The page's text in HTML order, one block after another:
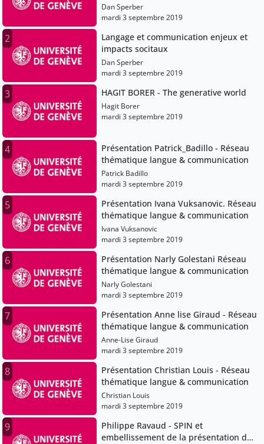
Dan Sperber
mardi 3 septembre 2019
2
Langage et communication enjeux et
impacts socitaux
Dan Sperber
mardi 3 septembre 2019
3 HAGIT BORER - The generative world
Hagit Borer
mardi 3 septembre 2019
4
Présentation Patrick_Badillo - Réseau
thématique langue & communication
Patrick Badillo
mardi 3 septembre 2019
5
Présentation Ivana Vuksanovic. Réseau
thématique langue & communication
Ivana Vuksanovic
mardi 3 septembre 2019
6
Présentation Narly Golestani Réseau
thématique langue & communication
Narly Golestani
mardi 3 septembre 2019
7
Présentation Anne lise Giraud - Réseau
thématique langue & communication
Anne-Lise Giraud
mardi 3 septembre 2019
8
Présentation Christian Louis - Réseau
thématique langue & communication
Christian Louis
mardi 3 septembre 2019
9
Philippe Ravaud - SPIN et
embellissement de la présentation des